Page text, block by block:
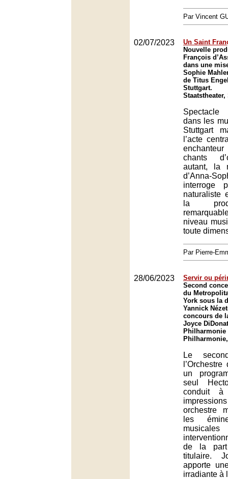
Par Vincent
02/07/2023
Un Saint
Nouvelle
François
dans une
Sophie
de Titus
Stuttgart.
dans les
Stuttgart
l’acte
chants
autant, la
d’Anna-
interroge
naturaliste
la
niveau
toute
Par Pierre-
28/06/2023
Servir ou
Second
du
York sous la
Yannick
concours de
Joyce
Philharmonie
Le
un
seul
conduit à
orchestre
les
musicales
de la
titulaire.
apporte
irradiante à